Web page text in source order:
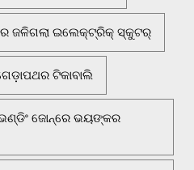
ଜଳିଗଲା ଇଲେକ୍ଟ୍ରିକ୍ ସ୍କୁଟର୍
ଟିକାବାଲି
ଜୋନ୍‌ରେ ଭୟଙ୍କର